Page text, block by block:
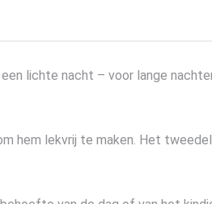
lichte nacht – voor lange
hem lekvrij te maken. Het